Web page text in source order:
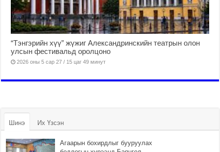
“Тэнгэрийн хүү” жүжиг Александринскийн театрын олон
улсын фестивальд оролцоно
2026 оны 5 сар 27 / 15 цаг 49 минут
Шинэ Их Үзсэн
Агаарын бохирдлыг бууруулах